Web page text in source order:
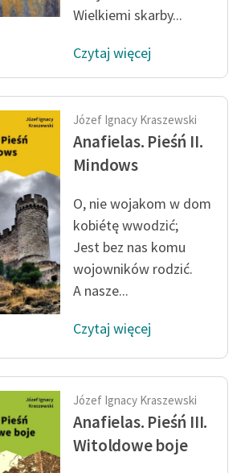
Wielkiemi skarby...
Czytaj więcej
Józef Ignacy Kraszewski
Anafielas. Pieśń II.
Mindows
O, nie wojakom w dom
kobiétę wwodzić;
Jest bez nas komu
wojowników rodzić.
A nasze...
Czytaj więcej
Józef Ignacy Kraszewski
Anafielas. Pieśń III.
Witoldowe boje